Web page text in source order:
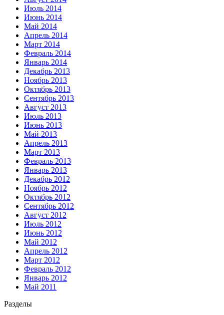
Июль 2014
Июнь 2014
Май 2014
Апрель 2014
Март 2014
Февраль 2014
Январь 2014
Декабрь 2013
Ноябрь 2013
Октябрь 2013
Сентябрь 2013
Август 2013
Июль 2013
Июнь 2013
Май 2013
Апрель 2013
Март 2013
Февраль 2013
Январь 2013
Декабрь 2012
Ноябрь 2012
Октябрь 2012
Сентябрь 2012
Август 2012
Июль 2012
Июнь 2012
Май 2012
Апрель 2012
Март 2012
Февраль 2012
Январь 2012
Май 2011
Разделы